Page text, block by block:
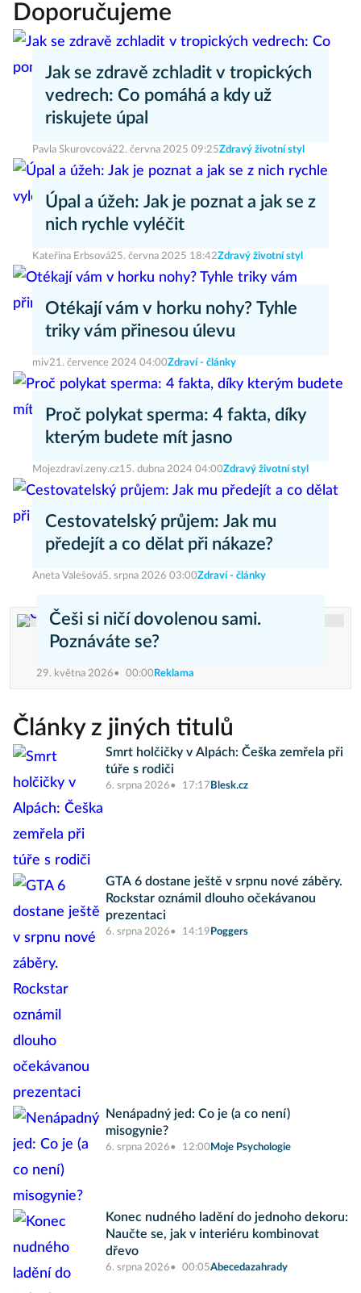
Doporučujeme
Jak se zdravě zchladit v tropických
vedrech: Co pomáhá a kdy už
riskujete úpal
Pavla Skurovcová22. června 2025 09:25Zdravý životní styl
Úpal a úžeh: Jak je poznat a jak se z
nich rychle vyléčit
Kateřina Erbsová25. června 2025 18:42Zdravý životní styl
Otékají vám v horku nohy? Tyhle
triky vám přinesou úlevu
miv21. července 2024 04:00Zdraví - články
Proč polykat sperma: 4 fakta, díky
kterým budete mít jasno
Mojezdravi.zeny.cz15. dubna 2024 04:00Zdravý životní styl
Cestovatelský průjem: Jak mu
předejít a co dělat při nákaze?
Aneta Valešová5. srpna 2026 03:00Zdraví - články
Češi si ničí dovolenou sami.
Poznáváte se?
29. května 2026 00:00 Reklama
Články z jiných titulů
Smrt holčičky v Alpách: Češka zemřela při
túře s rodiči
6. srpna 2026 17:17 Blesk.cz
GTA 6 dostane ještě v srpnu nové záběry.
Rockstar oznámil dlouho očekávanou
prezentaci
6. srpna 2026 14:19 Poggers
Nenápadný jed: Co je (a co není)
misogynie?
6. srpna 2026 12:00 Moje Psychologie
Konec nudného ladění do jednoho dekoru:
Naučte se, jak v interiéru kombinovat
dřevo
6. srpna 2026 00:05Abecedazahrady